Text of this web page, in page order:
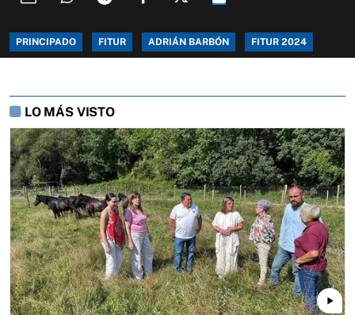
PRINCIPADO FITUR ADRIÁN BARBÓN FITUR 2024
LO MÁS VISTO
play_arrow